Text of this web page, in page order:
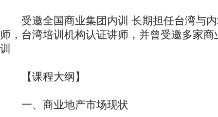
受邀全国商业集团内训 长期担任台湾与内
师，台湾培训机构认证讲师，并曾受邀多家
训
【课程大纲】
一、商业地产市场现状